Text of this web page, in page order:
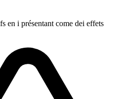
en i présentant come dei effets